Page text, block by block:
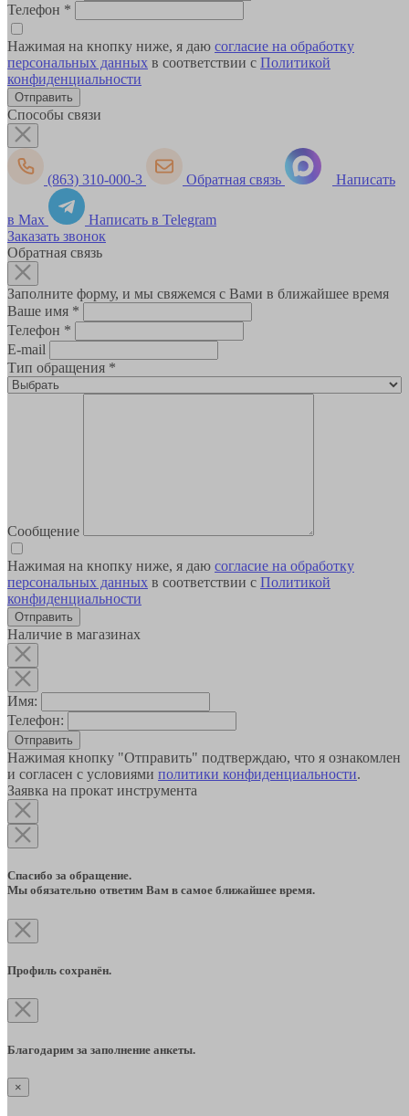
Телефон *
Нажимая на кнопку ниже, я даю согласие на обработку
персональных данных в соответствии с Политикой
конфиденциальности
Способы связи
(863) 310-000-3 Обратная связь Написать
в Max
Написать в Telegram
Заказать звонок
Обратная связь
Заполните форму, и мы свяжемся с Вами в ближайшее время
Ваше имя *
Телефон *
E-mail
Тип обращения *
Сообщение
Нажимая на кнопку ниже, я даю согласие на обработку
персональных данных в соответствии с Политикой
конфиденциальности
Наличие в магазинах
Имя:
Телефон:
Отправить
Нажимая кнопку "Отправить" подтверждаю, что я ознакомлен
и согласен с условиями политики конфиденциальности.
Заявка на прокат инструмента
Спасибо за обращение.
Мы обязательно ответим Вам в самое ближайшее время.
Профиль сохранён.
Благодарим за заполнение анкеты.
×